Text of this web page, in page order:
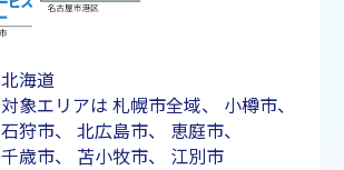
北海道
対象エリアは 札幌市全域、 小樽市、
石狩市、 北広島市、 恵庭市、
千歳市、 苫小牧市、 江別市